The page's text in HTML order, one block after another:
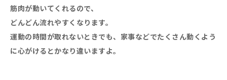
筋肉が動いてくれるので、
どんどん流れやすくなります。
運動の時間が取れないときでも、家事などでたくさん動くよう
に心がけるとかなり違いますよ。